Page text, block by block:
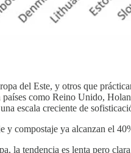
del Este, y otros que
como Reino Unido,
escala creciente de
y compostaje ya alcanzan el
la tendencia es lenta pero